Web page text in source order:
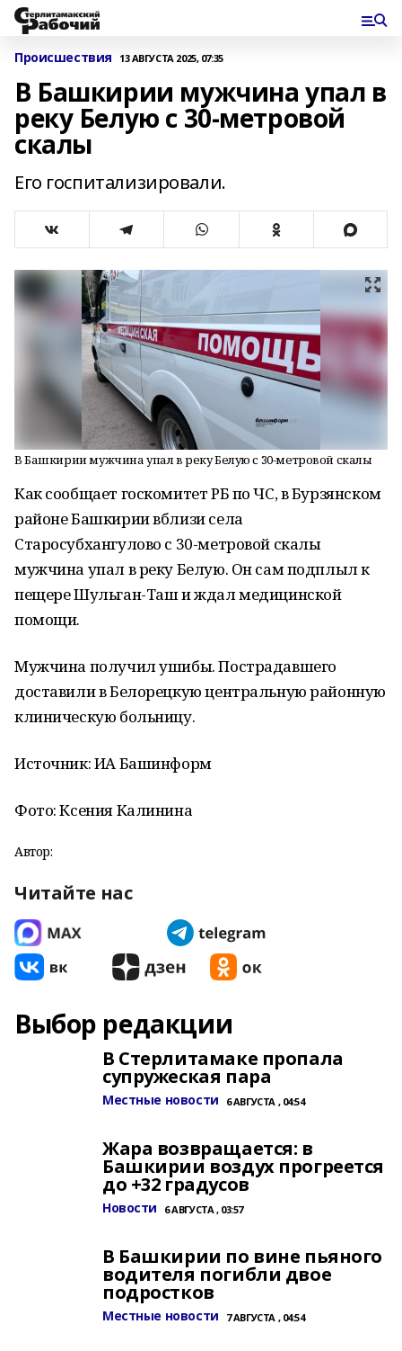
Происшествия 13 АВГУСТА 2025, 07:35
В Башкирии мужчина упал в
реку Белую с 30-метровой
скалы
Его госпитализировали.
В Башкирии мужчина упал в реку Белую с 30-метровой скалы
Как сообщает госкомитет РБ по ЧС, в Бурзянском
районе Башкирии вблизи села
Старосубхангулово с 30-метровой скалы
мужчина упал в реку Белую. Он сам подплыл к
пещере Шульган-Таш и ждал медицинской
помощи.
Мужчина получил ушибы. Пострадавшего
доставили в Белорецкую центральную районную
клиническую больницу.
Источник: ИА Башинформ
Фото: Ксения Калинина
Автор:
Читайте нас
Выбор редакции
В Стерлитамаке пропала
супружеская пара
Местные новости 6 АВГУСТА , 04:54
Жара возвращается: в
Башкирии воздух прогреется
до +32 градусов
Новости 6 АВГУСТА , 03:57
В Башкирии по вине пьяного
водителя погибли двое
подростков
Местные новости 7 АВГУСТА , 04:54